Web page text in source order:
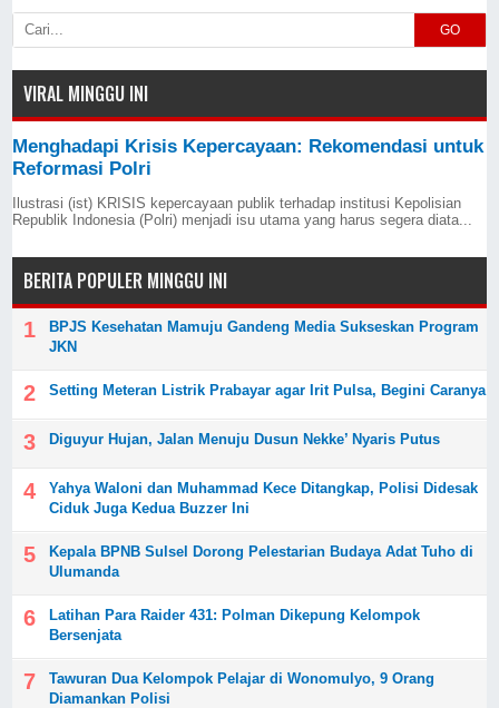
GO
VIRAL MINGGU INI
Menghadapi Krisis Kepercayaan: Rekomendasi untuk
Reformasi Polri
Ilustrasi (ist) KRISIS kepercayaan publik terhadap institusi Kepolisian
Republik Indonesia (Polri) menjadi isu utama yang harus segera diata...
BERITA POPULER MINGGU INI
BPJS Kesehatan Mamuju Gandeng Media Sukseskan Program
JKN
Setting Meteran Listrik Prabayar agar Irit Pulsa, Begini Caranya
Diguyur Hujan, Jalan Menuju Dusun Nekke’ Nyaris Putus
Yahya Waloni dan Muhammad Kece Ditangkap, Polisi Didesak
Ciduk Juga Kedua Buzzer Ini
Kepala BPNB Sulsel Dorong Pelestarian Budaya Adat Tuho di
Ulumanda
Latihan Para Raider 431: Polman Dikepung Kelompok
Bersenjata
Tawuran Dua Kelompok Pelajar di Wonomulyo, 9 Orang
Diamankan Polisi